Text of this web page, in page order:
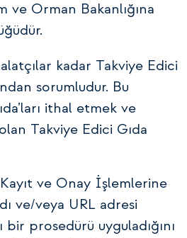
ve Orman Bakanlığına
kadar Takviye Edici
sorumludur. Bu
ithal etmek ve
Takviye Edici Gıda
ve Onay İşlemlerine
ve/veya URL adresi
prosedürü uyguladığını